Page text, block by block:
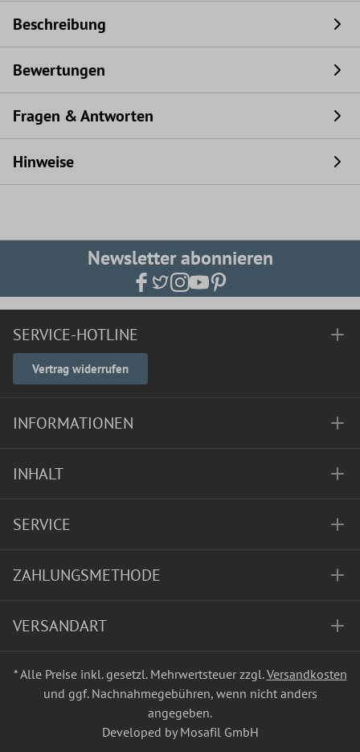
Beschreibung
Bewertungen
Fragen & Antworten
Hinweise
Newsletter abonnieren
SERVICE-HOTLINE
Vertrag widerrufen
INFORMATIONEN
INHALT
SERVICE
ZAHLUNGSMETHODE
VERSANDART
* Alle Preise inkl. gesetzl. Mehrwertsteuer zzgl.Versandkosten
und ggf. Nachnahmegebühren, wenn nicht anders
angegeben.
Developed by Mosafil GmbH